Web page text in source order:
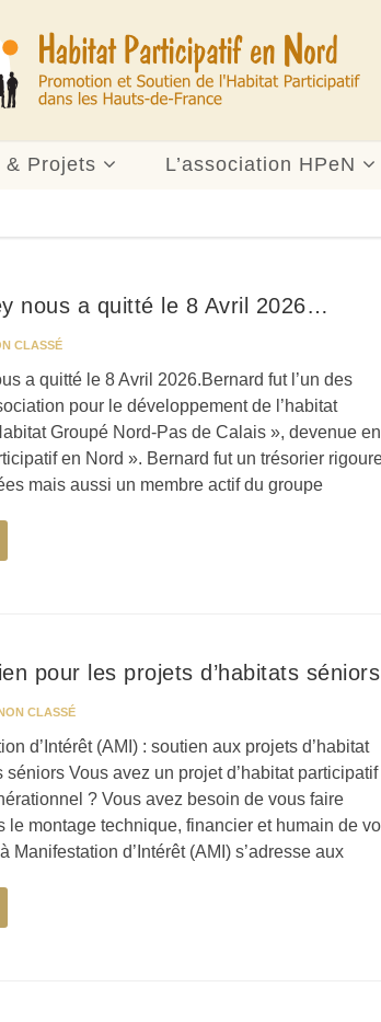
& Projets L’association HPeN
nous a quitté le 8 Avril 2026…
CLASSÉ
a quitté le 8 Avril 2026.Bernard fut l’un des
pour le développement de l’habitat
Groupé Nord-Pas de Calais », devenue en
en Nord ». Bernard fut un trésorier
mais aussi un membre actif du groupe
pour les projets d’habitats
CLASSÉ
d’Intérêt (AMI) : soutien aux projets d’habitat
séniors Vous avez un projet d’habitat participatif
? Vous avez besoin de vous faire
le montage technique, financier et humain de
Manifestation d’Intérêt (AMI) s’adresse aux